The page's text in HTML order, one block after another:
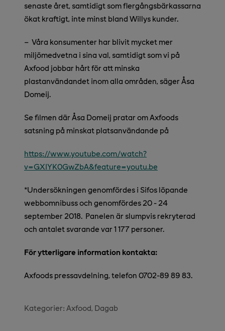
senaste året, samtidigt som flergångsbärkassarna
ökat kraftigt, inte minst bland Willys kunder.
– Våra konsumenter har blivit mycket mer
miljömedvetna i sina val, samtidigt som vi på
Axfood jobbar hårt för att minska
plastanvändandet inom alla områden, säger Åsa
Domeij.
Se filmen där Åsa Domeij pratar om Axfoods
satsning på minskat platsanvändande på
https://www.youtube.com/watch?
v=GXIYK0GwZbA&feature=youtu.be
*Undersökningen genomfördes i Sifos löpande
webbomnibuss och genomfördes 20 - 24
september 2018. Panelen är slumpvis rekryterad
och antalet svarande var 1 177 personer.
För ytterligare information kontakta:
Axfoods pressavdelning, telefon 0702-89 89 83.
Kategorier: Axfood Dagab